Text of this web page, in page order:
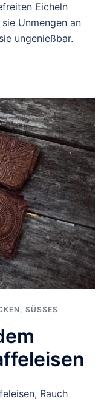
Eicheln
Unmengen an
ungenießbar.
SÜSSES
Rauch